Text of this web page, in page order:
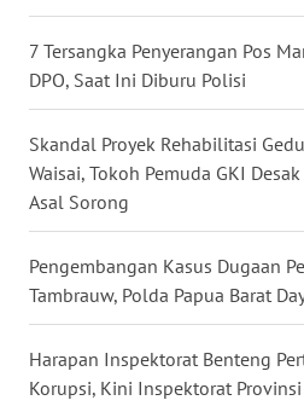
7 Tersangka Penyerangan Pos
DPO, Saat Ini Diburu Polisi
Skandal Proyek Rehabilitasi
Waisai, Tokoh Pemuda GKI
Asal Sorong
Pengembangan Kasus Dugaan
Tambrauw, Polda Papua Barat
Harapan Inspektorat Benteng
Korupsi, Kini Inspektorat Provinsi
WN
MALUKU
MALUT
DAIRI
DANAU
TOBA